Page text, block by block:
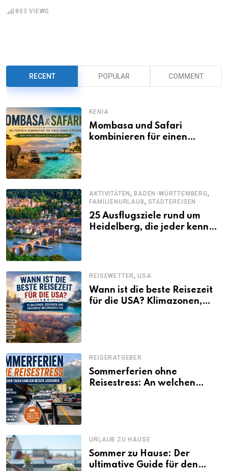
803 VIEWS
RECENT POPULAR COMMENT
KENIA
Mombasa und Safari
kombinieren für einen
AKTIVITÄTEN,BADEN-WÜRTTEMBERG,
FAMILIENURLAUB, STÄDTEREISEN
25 Ausflugsziele rund um
Heidelberg, die jeder kennen
REISEWETTER,USA
Wann ist die beste Reisezeit
für die USA? Klimazonen,
REISERATGEBER
Sommerferien ohne
Reisestress: An welchen
URLAUB ZU HAUSE
Sommer zu Hause: Der
ultimative Guide für den